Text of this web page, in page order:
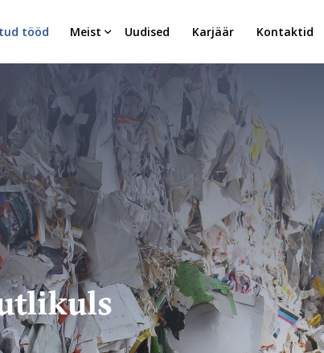
tööd Meist Uudised Karjäär Kontaktid